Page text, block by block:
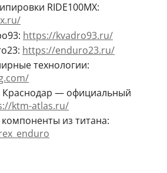
RIDE100MX:
https://kvadro93.ru/
https://enduro23.ru/
технологии:
Краснодар — официальный
ktm-atlas.ru/
из титана: